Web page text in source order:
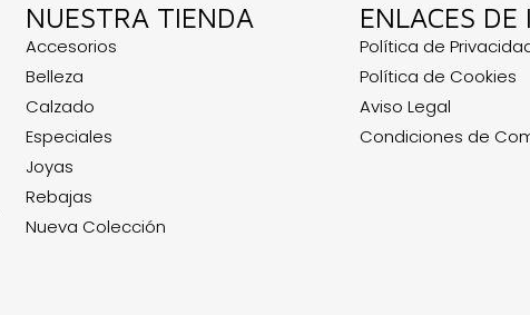
NUESTRA TIENDA
Accesorios
Belleza
Calzado
Especiales
Joyas
Rebajas
Nueva Colección
ENLACES DE
Política de
Política de Cookies
Aviso Legal
Condiciones de